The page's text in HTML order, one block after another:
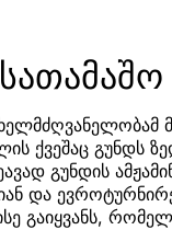
ქვეშაც გუნდს
გუნდის
და
გაიყვანს,